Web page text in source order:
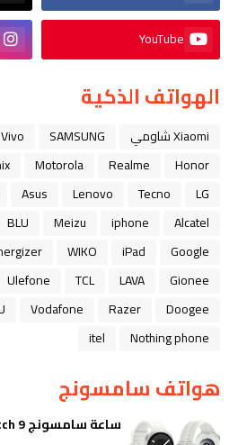
YouTube
الهواتف الذكية
Xiaomi شاومي SAMSUNG
Vivo
Honor
Realme
Motorola
LG
Tecno
Lenovo
Asus
Alcatel
iphone
Meizu
BLU
Google
iPad
WIKO
Gionee
LAVA
TCL
Ulefone
Doogee
Razer
Vodafone
Nothing phone
itel
هواتف سامسونج
ساعة سامسونج Galaxy Watch 9 الذكية